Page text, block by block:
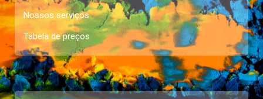
Nossos serviços
Tabela de preços